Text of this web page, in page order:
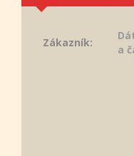
Zákazník:
a